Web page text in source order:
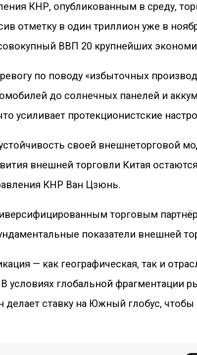
КНР, опубликованным в среду,
отметку в один триллион уже в
ВВП 20 крупнейших
по поводу «избыточных
до солнечных панелей и
усиливает протекционистские
своей внешнеторговой
внешней торговли Китая
КНР Ван Цзюнь.
торговым
показатели внешней
— как географическая, так и
условиях глобальной фрагментации
ставку на Южный глобус,